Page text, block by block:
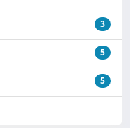
3
5
5